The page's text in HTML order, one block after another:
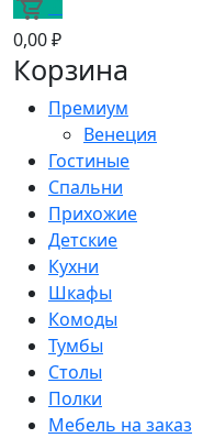
0,00 ₽
Корзина
Премиум
Венеция
Гостиные
Спальни
Прихожие
Детские
Кухни
Шкафы
Комоды
Тумбы
Столы
Полки
Мебель на заказ